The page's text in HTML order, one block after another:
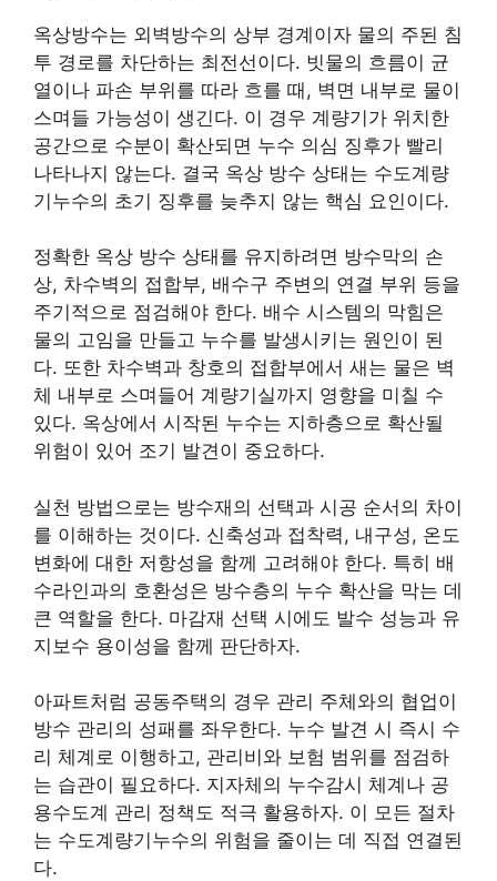
옥상방수는 외벽방수의 상부 경계이자 물의 주된 침
투 경로를 차단하는 최전선이다. 빗물의 흐름이 균
열이나 파손 부위를 따라 흐를 때, 벽면 내부로 물이
스며들 가능성이 생긴다. 이 경우 계량기가 위치한
공간으로 수분이 확산되면 누수 의심 징후가 빨리
나타나지 않는다. 결국 옥상 방수 상태는 수도계량
기누수의 초기 징후를 늦추지 않는 핵심 요인이다.
정확한 옥상 방수 상태를 유지하려면 방수막의 손
상, 차수벽의 접합부, 배수구 주변의 연결 부위 등을
주기적으로 점검해야 한다. 배수 시스템의 막힘은
물의 고임을 만들고 누수를 발생시키는 원인이 된
다. 또한 차수벽과 창호의 접합부에서 새는 물은 벽
체 내부로 스며들어 계량기실까지 영향을 미칠 수
있다. 옥상에서 시작된 누수는 지하층으로 확산될
위험이 있어 조기 발견이 중요하다.
실천 방법으로는 방수재의 선택과 시공 순서의 차이
를 이해하는 것이다. 신축성과 접착력, 내구성, 온도
변화에 대한 저항성을 함께 고려해야 한다. 특히 배
수라인과의 호환성은 방수층의 누수 확산을 막는 데
큰 역할을 한다. 마감재 선택 시에도 발수 성능과 유
지보수 용이성을 함께 판단하자.
아파트처럼 공동주택의 경우 관리 주체와의 협업이
방수 관리의 성패를 좌우한다. 누수 발견 시 즉시 수
리 체계로 이행하고, 관리비와 보험 범위를 점검하
는 습관이 필요하다. 지자체의 누수감시 체계나 공
용수도계 관리 정책도 적극 활용하자. 이 모든 절차
는 수도계량기누수의 위험을 줄이는 데 직접 연결된
다.